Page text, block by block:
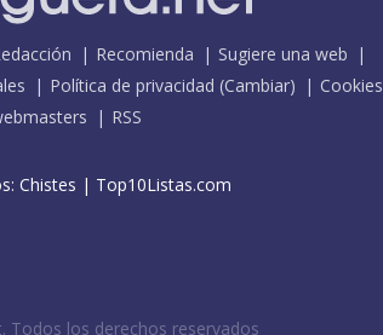
Recomienda
Sugiere una web
Política de privacidad (Cambiar)
Cookies
RSS
Chistes | Top10Listas.com
Todos los derechos reservados